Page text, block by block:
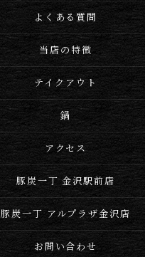
よくある質問
当店の特徴
テイクアウト
鍋
アクセス
豚炭一丁 金沢駅前店
豚炭一丁 アルプラザ金沢店
お問い合わせ